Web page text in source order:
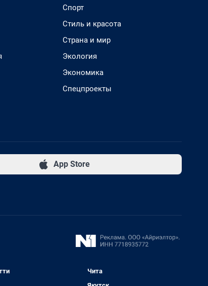
Спорт
Стиль и красота
Страна и мир
Экология
Экономика
Спецпроекты
App Store
Чита